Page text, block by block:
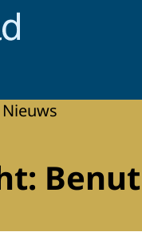
Nieuws